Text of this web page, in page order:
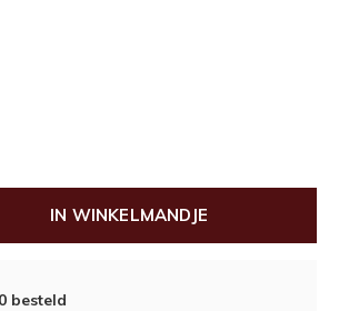
IN WINKELMANDJE
besteld